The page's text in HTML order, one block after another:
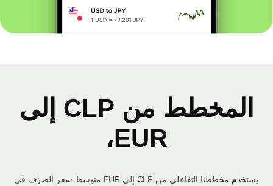
المخطط من CLP إلى
EUR،
يستخدم مخططنا التفاعلي من CLP إلى EUR متوسط ​​سعر الصرف في